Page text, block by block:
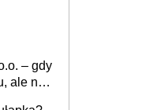
– gdy
ale nie